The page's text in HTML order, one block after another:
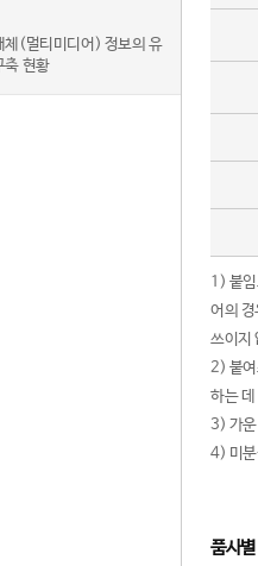
체(멀티미디어) 정보의 유
축 현황
1) 붙
어의
쓰이지
2) 붙여
하는
3) 가운
4) 미분
품사